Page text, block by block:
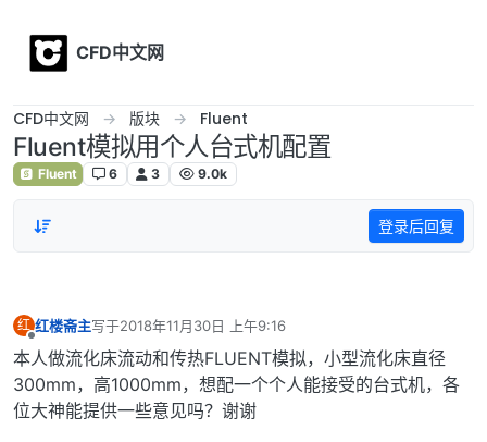
CFD中文网
CFD中文网 版块 Fluent
Fluent模拟用个人台式机配置
Fluent 6 3 9.0k
登录后回复
红
离线
红楼斋主写于2018年11月30日 上午9:16
最后由 编辑
本人做流化床流动和传热FLUENT模拟，小型流化床直径
300mm，高1000mm，想配一个个人能接受的台式机，各
位大神能提供一些意见吗？谢谢